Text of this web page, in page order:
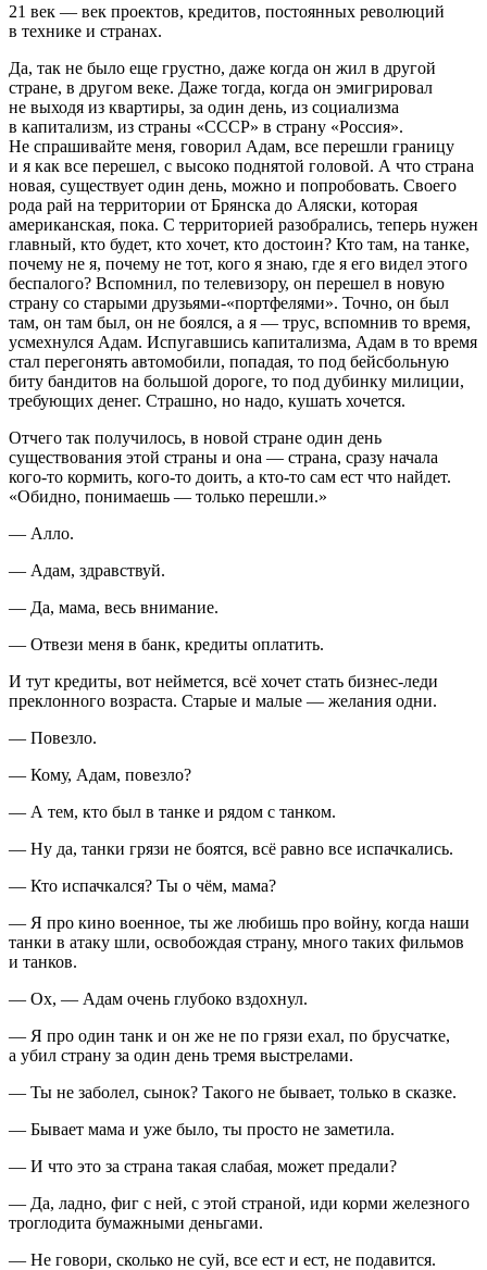
21 век — век проектов, кредитов, постоянных революций
в технике и странах.
Да, так не было еще грустно, даже когда он жил в другой
стране, в другом веке. Даже тогда, когда он эмигрировал
не выходя из квартиры, за один день, из социализма
в капитализм, из страны «СССР» в страну «Россия».
Не спрашивайте меня, говорил Адам, все перешли границу
и я как все перешел, с высоко поднятой головой. А что страна
новая, существует один день, можно и попробовать. Своего
рода рай на территории от Брянска до Аляски, которая
американская, пока. С территорией разобрались, теперь нужен
главный, кто будет, кто хочет, кто достоин? Кто там, на танке,
почему не я, почему не тот, кого я знаю, где я его видел этого
беспалого? Вспомнил, по телевизору, он перешел в новую
страну со старыми друзьями-«портфелями». Точно, он был
там, он там был, он не боялся, а я — трус, вспомнив то время,
усмехнулся Адам. Испугавшись капитализма, Адам в то время
стал перегонять автомобили, попадая, то под бейсбольную
биту бандитов на большой дороге, то под дубинку милиции,
требующих денег. Страшно, но надо, кушать хочется.
Отчего так получилось, в новой стране один день
существования этой страны и она — страна, сразу начала
кого-то кормить, кого-то доить, а кто-то сам ест что найдет.
«Обидно, понимаешь — только перешли.»
— Алло.
— Адам, здравствуй.
— Да, мама, весь внимание.
— Отвези меня в банк, кредиты оплатить.
И тут кредиты, вот неймется, всё хочет стать бизнес-леди
преклонного возраста. Старые и малые — желания одни.
— Повезло.
— Кому, Адам, повезло?
— А тем, кто был в танке и рядом с танком.
— Ну да, танки грязи не боятся, всё равно все испачкались.
— Кто испачкался? Ты о чём, мама?
— Я про кино военное, ты же любишь про войну, когда наши
танки в атаку шли, освобождая страну, много таких фильмов
и танков.
— Ох, — Адам очень глубоко вздохнул.
— Я про один танк и он же не по грязи ехал, по брусчатке,
а убил страну за один день тремя выстрелами.
— Ты не заболел, сынок? Такого не бывает, только в сказке.
— Бывает мама и уже было, ты просто не заметила.
— И что это за страна такая слабая, может предали?
— Да, ладно, фиг с ней, с этой страной, иди корми железного
троглодита бумажными деньгами.
— Не говори, сколько не суй, все ест и ест, не подавится.